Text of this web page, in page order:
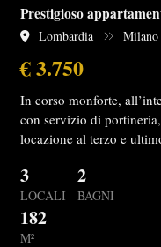
Prestigioso
Lombardia Milano
€ 3.750
In corso monforte,
con servizio di
locazione al terzo e
3
LOCALI
2
BAGNI
182
M²